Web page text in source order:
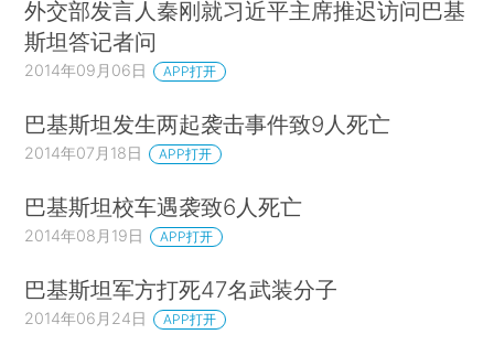
外交部发言人秦刚就习近平主席推迟访问巴基
斯坦答记者问
2014年09月06日 APP打开
巴基斯坦发生两起袭击事件致9人死亡
2014年07月18日 APP打开
巴基斯坦校车遇袭致6人死亡
2014年08月19日 APP打开
巴基斯坦军方打死47名武装分子
2014年06月24日 APP打开